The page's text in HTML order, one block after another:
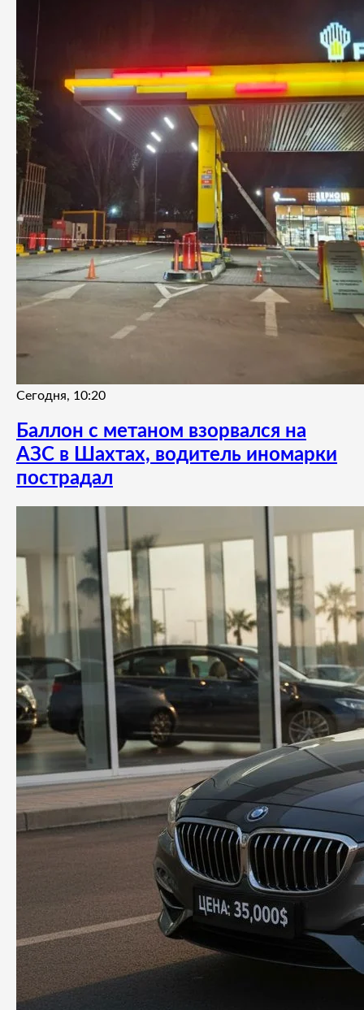
Сегодня, 10:20
Баллон с метаном взорвался на
АЗС в Шахтах, водитель иномарки
пострадал